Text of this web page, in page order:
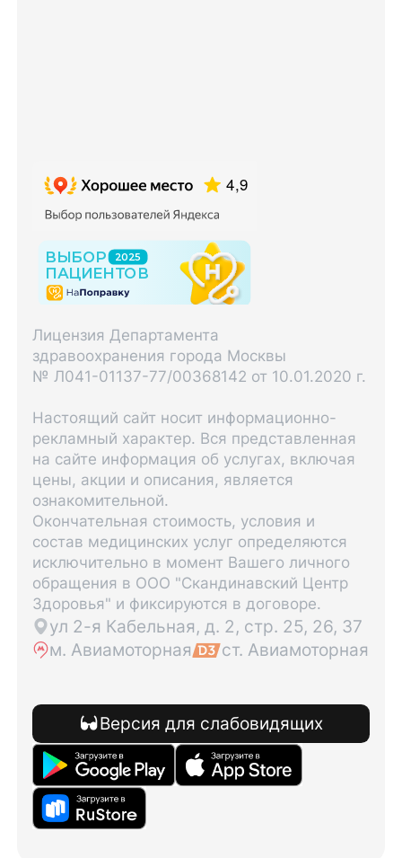
Лицензия Департамента
здравоохранения города Москвы
№ Л041-01137-77/00368142 от 10.01.2020 г.
Настоящий сайт носит информационно-
рекламный характер. Вся представленная
на сайте информация об услугах, включая
цены, акции и описания, является
ознакомительной.
Окончательная стоимость, условия и
состав медицинских услуг определяются
исключительно в момент Вашего личного
обращения в ООО "Скандинавский Центр
Здоровья" и фиксируются в договоре.
ул 2-я Кабельная, д. 2, стр. 25, 26, 37
м. Авиамоторная
ст. Авиамоторная
Версия для слабовидящих